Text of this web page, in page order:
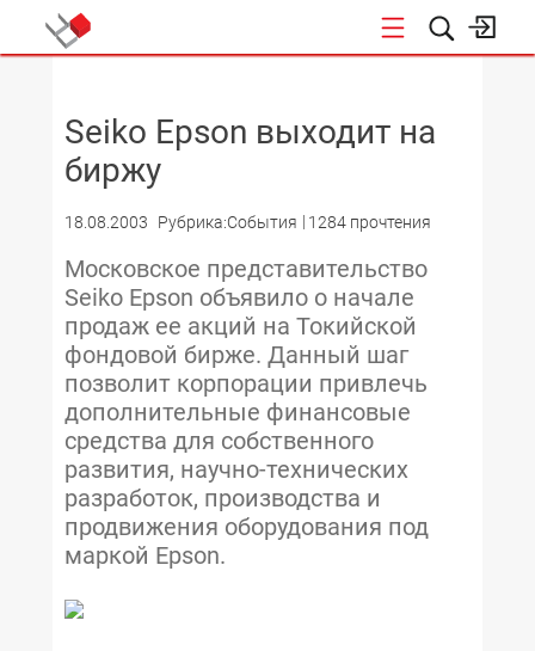
Seiko Epson выходит на
биржу
18.08.2003 Рубрика:События 1284 прочтения
Московское представительство
Seiko Epson объявило о начале
продаж ее акций на Токийской
фондовой бирже. Данный шаг
позволит корпорации привлечь
дополнительные финансовые
средства для собственного
развития, научно-технических
разработок, производства и
продвижения оборудования под
маркой Epson.